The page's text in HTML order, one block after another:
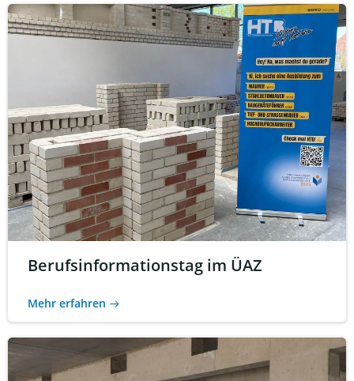
Berufsinformationstag im ÜAZ
Mehr erfahren